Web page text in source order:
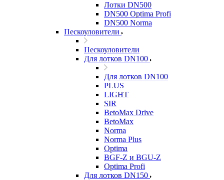
Лотки DN500
DN500 Optima Profi
DN500 Norma
Пескоуловители
Пескоуловители
Для лотков DN100
Для лотков DN100
PLUS
LIGHT
SIR
BetoMax Drive
BetoMax
Norma
Norma Plus
Optima
BGF-Z и BGU-Z
Optima Profi
Для лотков DN150